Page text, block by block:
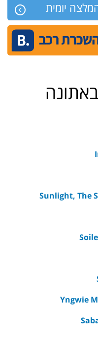
יומית
Sunlight, The
Yngwie